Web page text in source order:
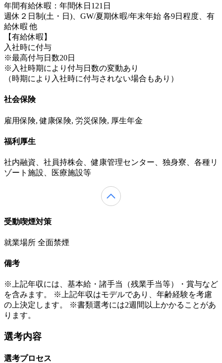
年間有給休暇：年間休日121日
週休２日制(土・日)、GW/夏期休暇/年末年始 各9日程度、有
給休暇 他
【有給休暇】
入社時に付与
※最高付与日数20日
※入社時期により付与日数の変動あり
（時期により入社時に付与されない場合もあり）
社会保険
雇用保険, 健康保険, 労災保険, 厚生年金
福利厚生
社内融資、社員持株会、健康管理センター、独身寮、各種リ
ゾート施設、医療施設等
受動喫煙対策
就業場所 全面禁煙
備考
※上記年収には、基本給・諸手当（残業手当等）・賞与など
を含みます。 ※上記年収はモデルであり、年齢経験を考慮
の上決定します。 ※書類選考には2週間以上かかることがあ
ります。
選考内容
選考プロセス